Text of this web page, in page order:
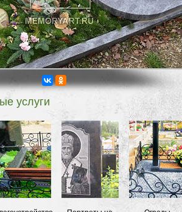
услуги